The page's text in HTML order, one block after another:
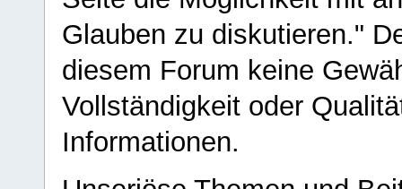
Glauben zu diskutieren."
diesem Forum keine
Vollständigkeit oder
Informationen.